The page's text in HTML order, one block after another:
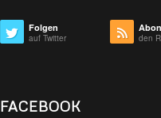
Folgen
auf Twitter den
FACEBOOK